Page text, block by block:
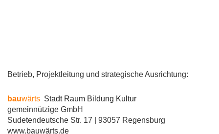
Betrieb, Projektleitung und strategische Ausrichtung:
bauwärts Stadt Raum Bildung Kultur
gemeinnützige GmbH
Sudetendeutsche Str. 17 | 93057 Regensburg
www.bauwärts.de